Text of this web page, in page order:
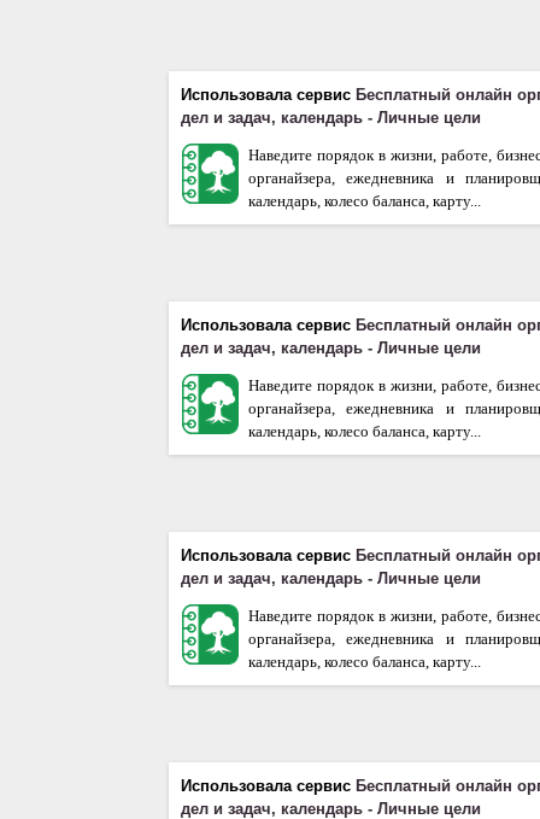
Использовала сервис Бесплатный онлайн
дел и задач, календарь - Личные цели
Наведите порядок в жизни, работе,
органайзера, ежедневника и
календарь, колесо баланса, карту...
Использовала сервис Бесплатный онлайн
дел и задач, календарь - Личные цели
Наведите порядок в жизни, работе,
органайзера, ежедневника и
календарь, колесо баланса, карту...
Использовала сервис Бесплатный онлайн
дел и задач, календарь - Личные цели
Наведите порядок в жизни, работе,
органайзера, ежедневника и
календарь, колесо баланса, карту...
Использовала сервис Бесплатный онлайн
дел и задач, календарь - Личные цели